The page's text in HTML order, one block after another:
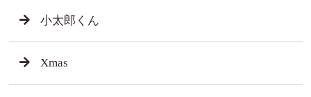
小太郎くん
Xmas